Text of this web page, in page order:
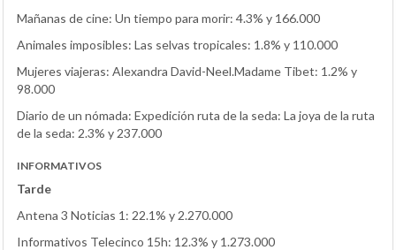
Mañanas de cine: Un tiempo para morir: 4.3% y 166.000
Animales imposibles: Las selvas tropicales: 1.8% y 110.000
Mujeres viajeras: Alexandra David-Neel.Madame Tibet: 1.2% y
98.000
Diario de un nómada: Expedición ruta de la seda: La joya de la ruta
de la seda: 2.3% y 237.000
INFORMATIVOS
Tarde
Antena 3 Noticias 1: 22.1% y 2.270.000
Informativos Telecinco 15h: 12.3% y 1.273.000